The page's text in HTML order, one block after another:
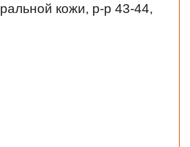
кожи, р-р 43-44,